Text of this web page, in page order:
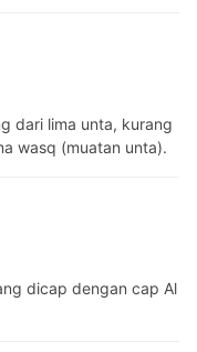
dari lima unta, kurang
wasq (muatan unta).
dicap dengan cap Al